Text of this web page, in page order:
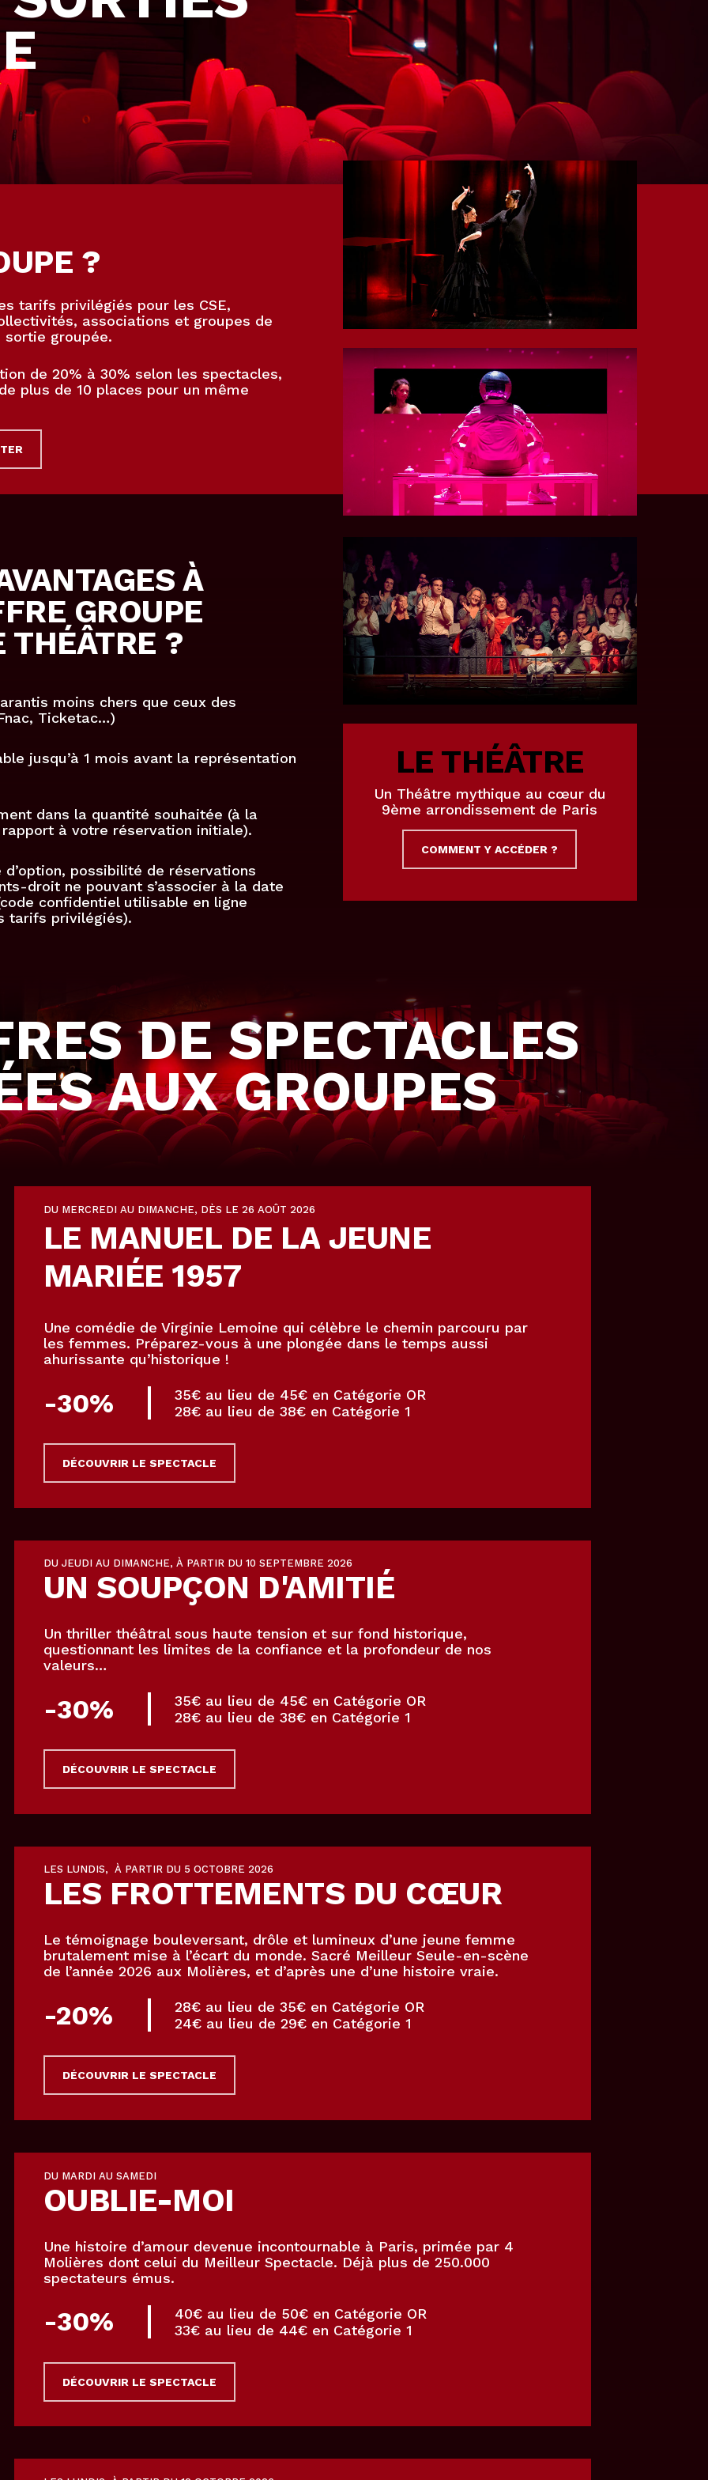
?
tarifs privilégiés pour les CSE,
associations et groupes de
groupée.
de 20% à 30% selon les spectacles,
plus de 10 places pour un même
À
GROUPE
THÉÂTRE ?
moins chers que ceux des
Ticketac…)
jusqu’à 1 mois avant la représentation
dans la quantité souhaitée (à la
à votre réservation initiale).
possibilité de réservations
droit ne pouvant s’associer à la date
confidentiel utilisable en ligne
tarifs privilégiés).
LE THÉÂTRE
Un Théâtre mythique au cœur du
9ème arrondissement de Paris
COMMENT Y ACCÉDER ?
DE SPECTACLES
AUX GROUPES
DU MERCREDI AU DIMANCHE, DÈS LE 26 AOÛT 2026
LE MANUEL DE LA JEUNE
MARIÉE 1957
Une comédie de Virginie Lemoine qui célèbre le chemin parcouru par
les femmes. Préparez-vous à une plongée dans le temps aussi
ahurissante qu’historique !
-30%
35€ au lieu de 45€ en Catégorie OR
28€ au lieu de 38€ en Catégorie 1
DÉCOUVRIR LE SPECTACLE
DU JEUDI AU DIMANCHE, À PARTIR DU 10 SEPTEMBRE 2026
UN SOUPÇON D'AMITIÉ
Un thriller théâtral sous haute tension et sur fond historique,
questionnant les limites de la confiance et la profondeur de nos
valeurs…
-30%
35€ au lieu de 45€ en Catégorie OR
28€ au lieu de 38€ en Catégorie 1
DÉCOUVRIR LE SPECTACLE
LES LUNDIS, À PARTIR DU 5 OCTOBRE 2026
LES FROTTEMENTS DU CŒUR
Le témoignage bouleversant, drôle et lumineux d’une jeune femme
brutalement mise à l’écart du monde. Sacré Meilleur Seule-en-scène
de l’année 2026 aux Molières, et d’après une d’une histoire vraie.
-20%
28€ au lieu de 35€ en Catégorie OR
24€ au lieu de 29€ en Catégorie 1
DÉCOUVRIR LE SPECTACLE
DU MARDI AU SAMEDI
OUBLIE-MOI
Une histoire d’amour devenue incontournable à Paris, primée par 4
Molières dont celui du Meilleur Spectacle. Déjà plus de 250.000
spectateurs émus.
-30%
40€ au lieu de 50€ en Catégorie OR
33€ au lieu de 44€ en Catégorie 1
DÉCOUVRIR LE SPECTACLE